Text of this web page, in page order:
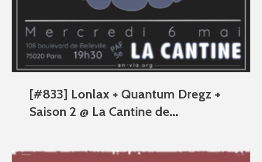
[#833] Lonlax + Quantum Dregz +
Saison 2 @ La Cantine de...